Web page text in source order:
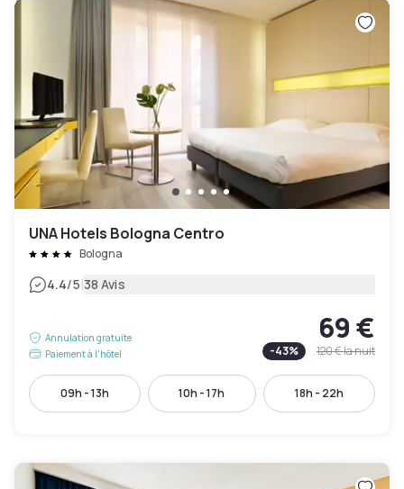
UNA Hotels Bologna Centro
Bologna
4.4/5|38 Avis
Annulation gratuite
Paiement à l'hôtel
69 €
-43% 120 €la nuit
09h - 13h 10h - 17h 18h - 22h